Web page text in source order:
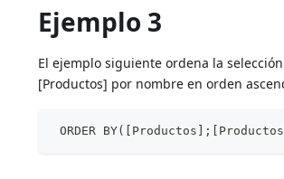
Ejemplo 3
El ejemplo siguiente ordena la
[Productos] por nombre en orden
ORDER